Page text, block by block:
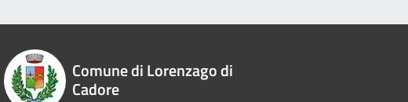
Comune di Lorenzago di
Cadore